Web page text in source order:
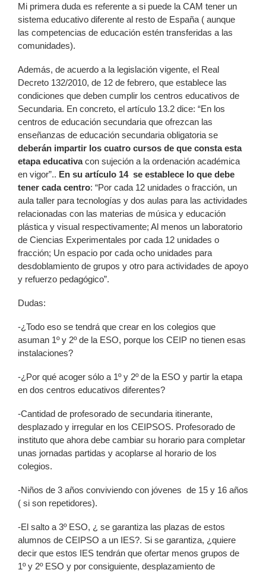
Mi primera duda es referente a si puede la CAM tener un
sistema educativo diferente al resto de España ( aunque
las competencias de educación estén transferidas a las
comunidades).
Además, de acuerdo a la legislación vigente, el Real
Decreto 132/2010, de 12 de febrero, que establece las
condiciones que deben cumplir los centros educativos de
Secundaria. En concreto, el artículo 13.2 dice: “En los
centros de educación secundaria que ofrezcan las
enseñanzas de educación secundaria obligatoria se
deberán impartir los cuatro cursos de que consta esta
etapa educativacon sujeción a la ordenación académica
en vigor”.. En su artículo 14 se establece lo que debe
tener cada centro: “Por cada 12 unidades o fracción, un
aula taller para tecnologías y dos aulas para las actividades
relacionadas con las materias de música y educación
plástica y visual respectivamente; Al menos un laboratorio
de Ciencias Experimentales por cada 12 unidades o
fracción; Un espacio por cada ocho unidades para
desdoblamiento de grupos y otro para actividades de apoyo
y refuerzo pedagógico”.
Dudas:
-¿Todo eso se tendrá que crear en los colegios que
asuman 1º y 2º de la ESO, porque los CEIP no tienen esas
instalaciones?
-¿Por qué acoger sólo a 1º y 2º de la ESO y partir la etapa
en dos centros educativos diferentes?
-Cantidad de profesorado de secundaria itinerante,
desplazado y irregular en los CEIPSOS. Profesorado de
instituto que ahora debe cambiar su horario para completar
unas jornadas partidas y acoplarse al horario de los
colegios.
-Niños de 3 años conviviendo con jóvenes de 15 y 16 años
( si son repetidores).
-El salto a 3º ESO, ¿ se garantiza las plazas de estos
alumnos de CEIPSO a un IES?. Si se garantiza, ¿quiere
decir que estos IES tendrán que ofertar menos grupos de
1º y 2º ESO y por consiguiente, desplazamiento de